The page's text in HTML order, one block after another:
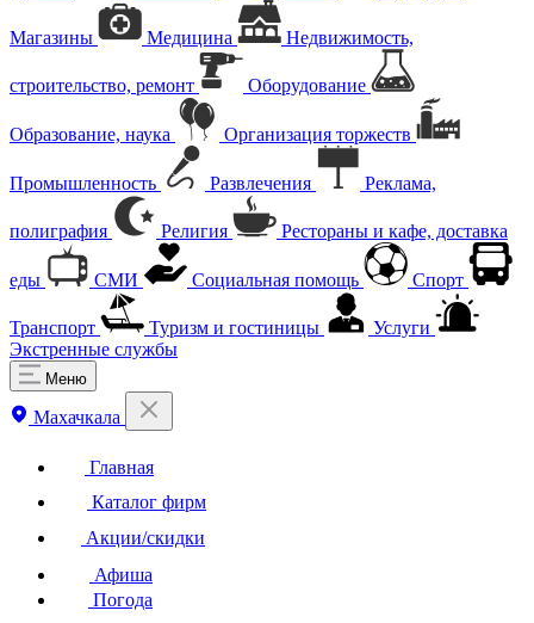
Магазины Медицина Недвижимость,
строительство, ремонт Оборудование
Образование, наука Организация торжеств
Промышленность Развлечения Реклама,
полиграфия Религия Рестораны и кафе, доставка
еды СМИ Социальная помощь Спорт
Транспорт Туризм и гостиницы
Услуги
Экстренные службы
Меню
Махачкала
Главная
Каталог фирм
Акции/скидки
Афиша
Погода